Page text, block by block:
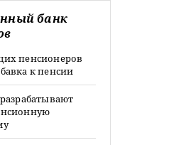
банк
пенсионеров
к пенсии